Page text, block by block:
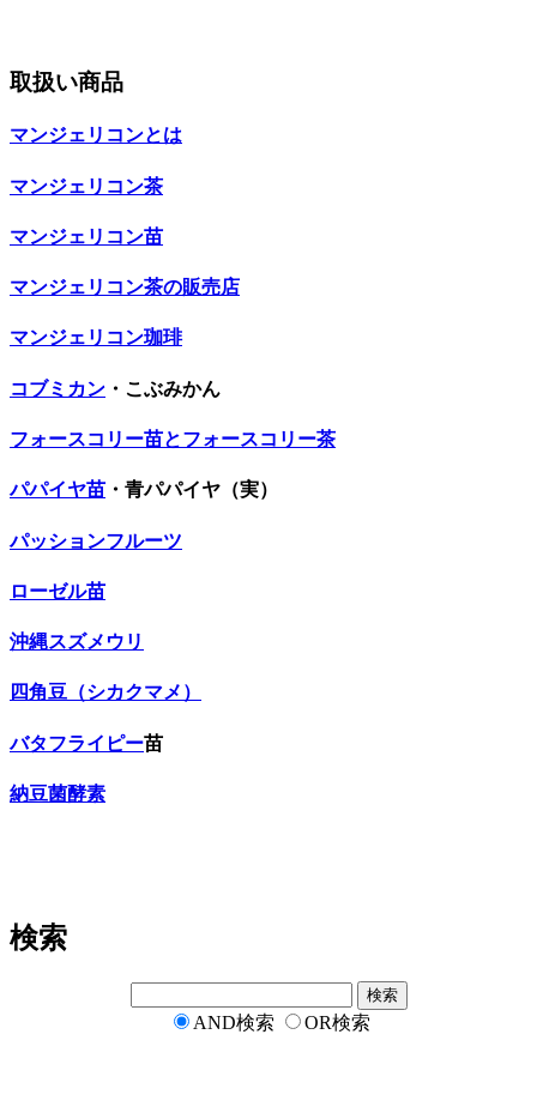
取扱い商品
マンジェリコンとは
マンジェリコン茶
マンジェリコン苗
マンジェリコン茶の販売店
マンジェリコン珈琲
コブミカン ・こぶみかん
フォースコリー苗とフォースコリー茶
パパイヤ苗 ・青パパイヤ（実）
パッションフルーツ
ローゼル苗
沖縄スズメウリ
四角豆（シカクマメ）
バタフライピー苗
納豆菌酵素
検索
AND検索 OR検索